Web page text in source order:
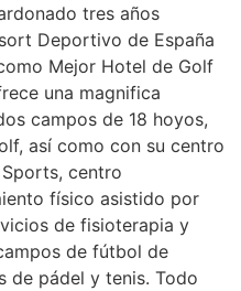
tres años
Deportivo de España
Mejor Hotel de Golf
una magnifica
campos de 18 hoyos,
así como con su centro
centro
físico asistido por
de fisioterapia y
de fútbol de
de pádel y tenis. Todo